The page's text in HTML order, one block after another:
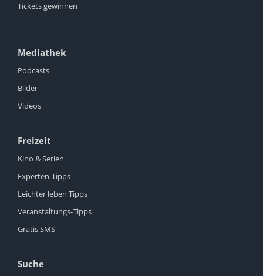
Tickets gewinnen
Mediathek
Podcasts
Bilder
Videos
Freizeit
Kino & Serien
Experten-Tipps
Leichter leben Tipps
Veranstaltungs-Tipps
Gratis SMS
Suche